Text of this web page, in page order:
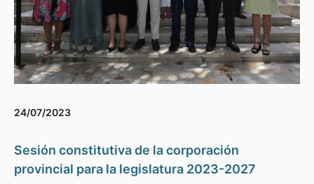
24/07/2023
Sesión constitutiva de la corporación
provincial para la legislatura 2023-2027